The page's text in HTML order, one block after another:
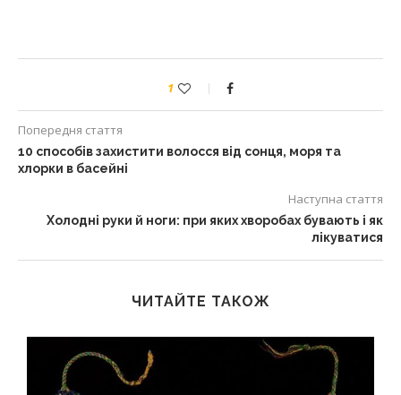
1
Попередня стаття
10 способів захистити волосся від сонця, моря та
хлорки в басейні
Наступна стаття
Холодні руки й ноги: при яких хворобах бувають і як
лікуватися
ЧИТАЙТЕ ТАКОЖ